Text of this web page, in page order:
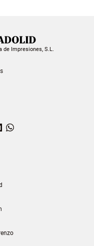
de Impresiones, S.L.
Dailymotion